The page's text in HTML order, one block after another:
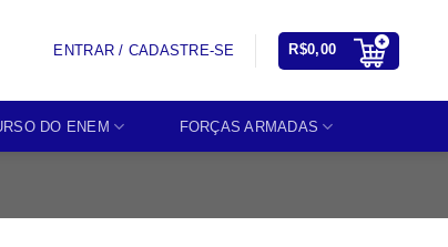
ENTRAR / CADASTRE-SE R$0,00
DO ENEM FORÇAS ARMADAS